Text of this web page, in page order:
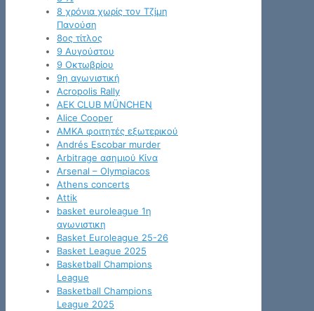
8 χρόνια χωρίς τον Τζίμη
Πανούση
8ος τίτλος
9 Αυγούστου
9 Οκτωβρίου
9η αγωνιστική
Acropolis Rally
AEK CLUB MÜNCHEN
Alice Cooper
AMKA φοιτητές εξωτερικού
Andrés Escobar murder
Arbitrage ασημιού Κίνα
Arsenal – Olympiacos
Athens concerts
Attik
basket euroleague 1η
αγωνιστικη
Basket Euroleague 25-26
Basket League 2025
Basketball Champions
League
Basketball Champions
League 2025